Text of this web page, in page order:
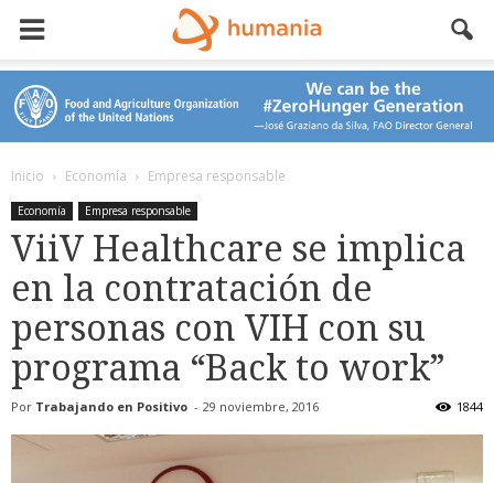
Inicio Economía Empresa responsable
Economía Empresa responsable
ViiV Healthcare se implica
en la contratación de
personas con VIH con su
programa “Back to work”
Por Trabajando en Positivo - 29 noviembre, 2016 1844